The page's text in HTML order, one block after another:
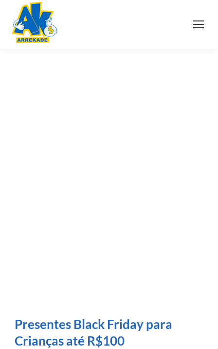
Presentes Black Friday para
Crianças até R$100